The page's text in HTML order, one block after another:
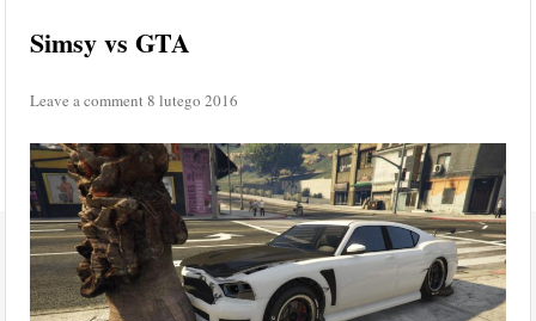
Simsy vs GTA
Leave a comment8 lutego 2016